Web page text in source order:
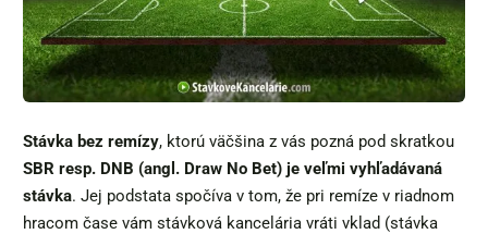
Stávka bez remízy, ktorú väčšina z vás pozná pod skratkou
SBR resp. DNB (angl. Draw No Bet) je veľmi vyhľadávaná
stávka. Jej podstata spočíva v tom, že pri remíze v riadnom
hracom čase vám stávková kancelária vráti vklad (stávka